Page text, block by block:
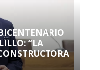
“LA